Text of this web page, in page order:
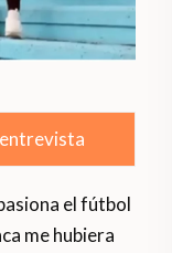
el fútbol
me hubiera